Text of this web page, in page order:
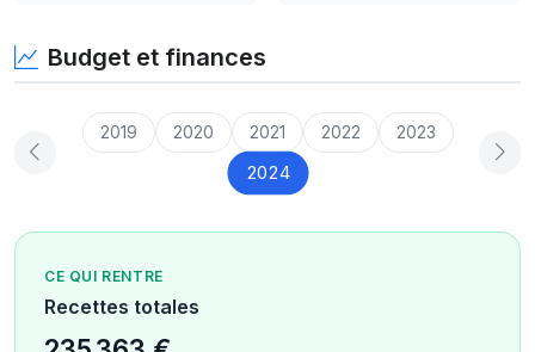
Budget et finances
2019 2020 2021 2022 2023
2024
CE QUI RENTRE
Recettes totales